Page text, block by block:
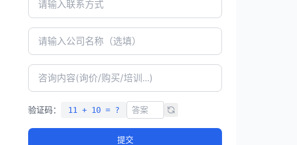
验证码： 11 + 10 = ?
提交